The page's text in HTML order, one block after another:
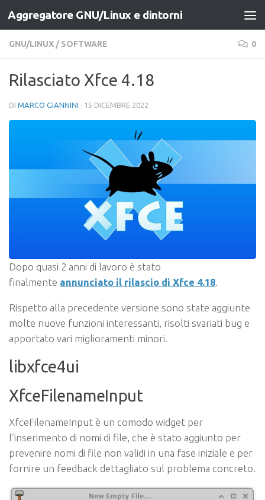
Salta al contenuto
Aggregatore GNU/Linux e dintorni
GNU/LINUX / SOFTWARE 0
Rilasciato Xfce 4.18
DI MARCO GIANNINI · 15 DICEMBRE 2022
Dopo quasi 2 anni di lavoro è stato
finalmente annunciato il rilascio di Xfce 4.18.
Rispetto alla precedente versione sono state aggiunte
molte nuove funzioni interessanti, risolti svariati bug e
apportato vari miglioramenti minori.
libxfce4ui
XfceFilenameInput
XfceFilenameInput è un comodo widget per
l’inserimento di nomi di file, che è stato aggiunto per
prevenire nomi di file non validi in una fase iniziale e per
fornire un feedback dettagliato sul problema concreto.